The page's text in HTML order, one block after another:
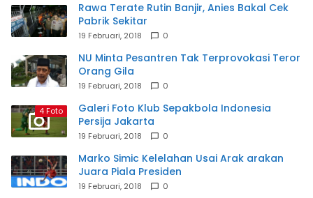
Rawa Terate Rutin Banjir, Anies Bakal Cek
Pabrik Sekitar
19 Februari, 2018 0
NU Minta Pesantren Tak Terprovokasi Teror
Orang Gila
19 Februari, 2018 0
4 Foto
Galeri Foto Klub Sepakbola Indonesia
Persija Jakarta
19 Februari, 2018 0
Marko Simic Kelelahan Usai Arak arakan
Juara Piala Presiden
19 Februari, 2018 0